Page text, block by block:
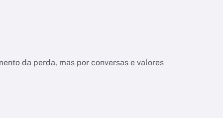
da perda, mas por conversas e valores